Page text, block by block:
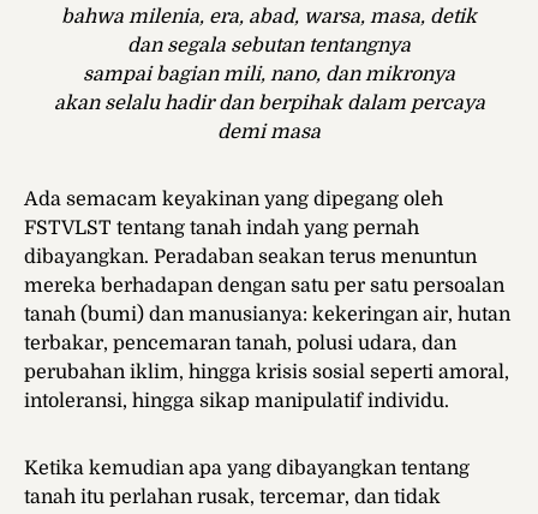
bahwa milenia, era, abad, warsa, masa, detik
dan segala sebutan tentangnya
sampai bagian mili, nano, dan mikronya
akan selalu hadir dan berpihak dalam percaya
demi masa
Ada semacam keyakinan yang dipegang oleh
FSTVLST tentang tanah indah yang pernah
dibayangkan. Peradaban seakan terus menuntun
mereka berhadapan dengan satu per satu persoalan
tanah (bumi) dan manusianya: kekeringan air, hutan
terbakar, pencemaran tanah, polusi udara, dan
perubahan iklim, hingga krisis sosial seperti amoral,
intoleransi, hingga sikap manipulatif individu.
Ketika kemudian apa yang dibayangkan tentang
tanah itu perlahan rusak, tercemar, dan tidak